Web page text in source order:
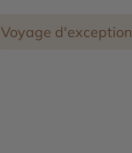
Voyage